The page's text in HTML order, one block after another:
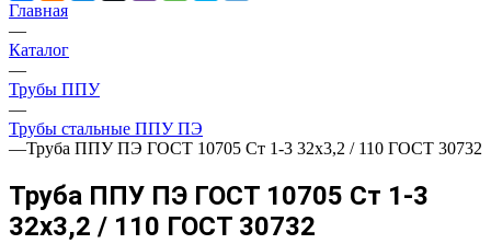
Главная
—
Каталог
—
Трубы ППУ
—
Трубы стальные ППУ ПЭ
—Труба ППУ ПЭ ГОСТ 10705 Ст 1-3 32x3,2 / 110 ГОСТ 30732
Труба ППУ ПЭ ГОСТ 10705 Ст 1-3
32x3,2 / 110 ГОСТ 30732